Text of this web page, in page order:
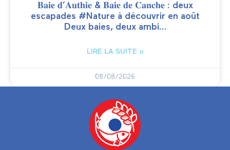
𝐁𝐚𝐢𝐞 𝐝’𝐀𝐮𝐭𝐡𝐢𝐞 & 𝐁𝐚𝐢𝐞 𝐝𝐞 𝐂𝐚𝐧𝐜𝐡𝐞 : deux
escapades #Nature à découvrir en août
Deux baies, deux ambi…
LIRE LA SUITE »
08/08/2026